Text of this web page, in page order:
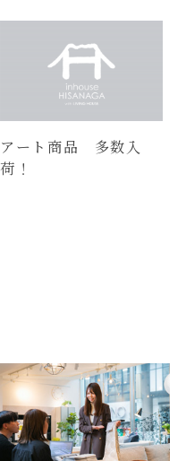
アート商品 多数入
荷！